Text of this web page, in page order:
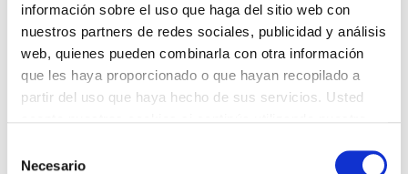
información sobre el uso que haga del sitio web con
nuestros partners de redes sociales, publicidad y análisis
web, quienes pueden combinarla con otra información
que les haya proporcionado o que hayan recopilado a
partir del uso que haya hecho de sus servicios. Usted
Necesario